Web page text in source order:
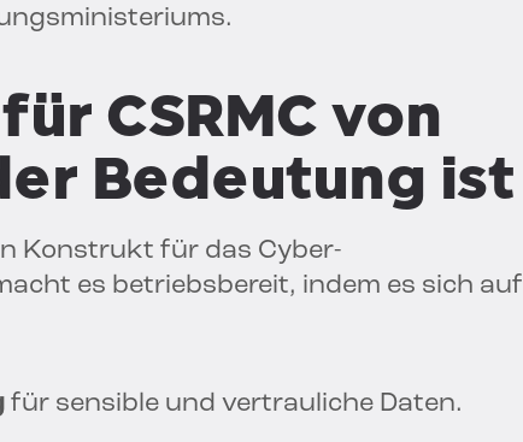
CSRMC von
Bedeutung ist
Konstrukt für das Cyber-
es betriebsbereit, indem es sich auf
für sensible und vertrauliche Daten.